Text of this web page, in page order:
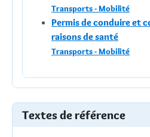
Transports - Mobilité
Permis de conduire et
raisons de santé
Transports - Mobilité
Textes de référence